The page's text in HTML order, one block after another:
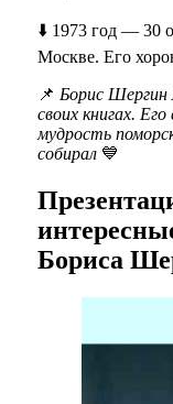
⬇️ 1973 год — 30
Москве. Его
📌 Борис Шергин
своих книгах.
мудрость
собирал💙
Бориса